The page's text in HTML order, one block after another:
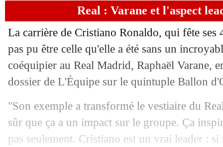
Real : Varane et l'aspect
La carrière de Cristiano Ronaldo, qui fête ses
pas pu être celle qu'elle a été sans un
coéquipier au Real Madrid, Raphaël Varane,
dossier de L'Équipe sur le quintuple Ballon
"Son exemple a transformé le vestiaire du
sûr que ça a un impact sur le groupe. Ça
pas seulement. Cristiano est un vrai leader :
05/02 Divers: Kurzawa, finalement le
05/02 Man City: plus dépensier que la L1
05/02 Lyon : départ avorté, compensation
05/02 Man City: Guardiola déçu par
05/02 Real : arbitrage, les moqueries de